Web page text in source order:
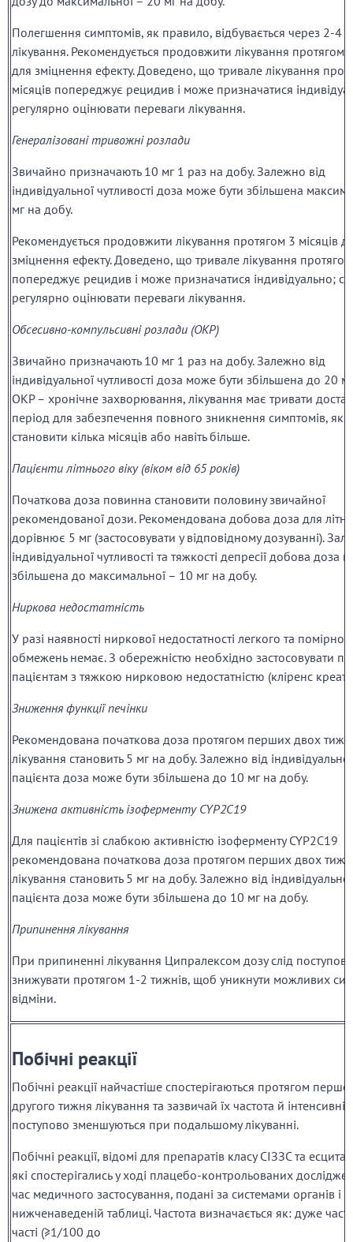
Полегшення симптомів, як правило, відбувається через 2-4
лікування. Рекомендується продовжити лікування протягом
для зміцнення ефекту. Доведено, що тривале лікування
місяців попереджує рецидив і може призначатися
регулярно оцінювати переваги лікування.
Генералізовані тривожні розлади
Звичайно призначають 10 мг 1 раз на добу. Залежно від
індивідуальної чутливості доза може бути збільшена
мг на добу.
Рекомендується продовжити лікування протягом 3 місяців
зміцнення ефекту. Доведено, що тривале лікування протягом
попереджує рецидив і може призначатися індивідуально;
регулярно оцінювати переваги лікування.
Обсесивно-компульсивні розлади (ОКР)
Звичайно призначають 10 мг 1 раз на добу. Залежно від
індивідуальної чутливості доза може бути збільшена до 20
ОКР – хронічне захворювання, лікування має тривати
період для забезпечення повного зникнення симптомів,
становити кілька місяців або навіть більше.
Пацієнти літнього віку (віком від 65 років)
Початкова доза повинна становити половину звичайної
рекомендованої дози. Рекомендована добова доза для
дорівнює 5 мг (застосовувати у відповідному дозуванні).
індивідуальної чутливості та тяжкості депресії добова доза
збільшена до максимальної – 10 мг на добу.
Ниркова недостатність
У разі наявності ниркової недостатності легкого та
обмежень немає. З обережністю необхідно застосовувати
пацієнтам з тяжкою нирковою недостатністю (кліренс
Зниження функції печінки
Рекомендована початкова доза протягом перших двох
лікування становить 5 мг на добу. Залежно від
пацієнта доза може бути збільшена до 10 мг на добу.
Знижена активність ізоферменту CYP2C19
Для пацієнтів зі слабкою активністю ізоферменту CYP2C19
рекомендована початкова доза протягом перших двох
лікування становить 5 мг на добу. Залежно від
пацієнта доза може бути збільшена до 10 мг на добу.
Припинення лікування
При припиненні лікування Ципралексом дозу слід поступово
знижувати протягом 1-2 тижнів, щоб уникнути можливих
відміни.
Побічні реакції
Побічні реакції найчастіше спостерігаються протягом
другого тижня лікування та зазвичай їх частота й
поступово зменшуються при подальшому лікуванні.
Побічні реакції, відомі для препаратів класу СІЗЗС та
які спостерігались у ході плацебо-контрольованих
час медичного застосування, подані за системами органів і
нижченаведеній таблиці. Частота визначається як: дуже
часті (≥1/100 до